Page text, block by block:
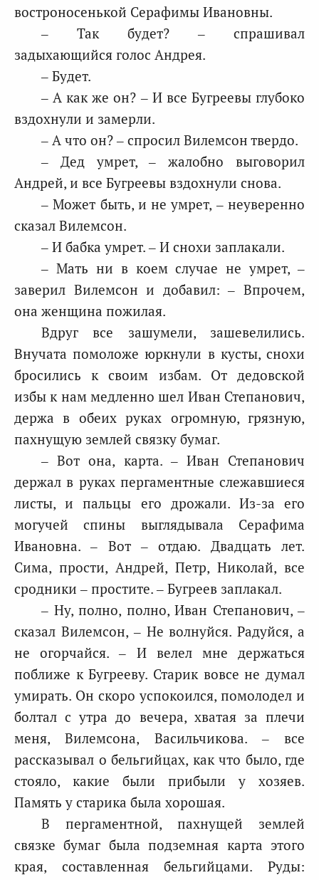
востроносенькой Серафимы Ивановны.
– Так будет? – спрашивал
задыхающийся голос Андрея.
– Будет.
– А как же он? – И все Бугреевы глубоко
вздохнули и замерли.
– А что он? – спросил Вилемсон твердо.
– Дед умрет, – жалобно выговорил
Андрей, и все Бугреевы вздохнули снова.
– Может быть, и не умрет, – неуверенно
сказал Вилемсон.
– И бабка умрет. – И снохи заплакали.
– Мать ни в коем случае не умрет, –
заверил Вилемсон и добавил: – Впрочем,
она женщина пожилая.
Вдруг все зашумели, зашевелились.
Внучата помоложе юркнули в кусты, снохи
бросились к своим избам. От дедовской
избы к нам медленно шел Иван Степанович,
держа в обеих руках огромную, грязную,
пахнущую землей связку бумаг.
– Вот она, карта. – Иван Степанович
держал в руках пергаментные слежавшиеся
листы, и пальцы его дрожали. Из-за его
могучей спины выглядывала Серафима
Ивановна. – Вот – отдаю. Двадцать лет.
Сима, прости, Андрей, Петр, Николай, все
сродники – простите. – Бугреев заплакал.
– Ну, полно, полно, Иван Степанович, –
сказал Вилемсон, – Не волнуйся. Радуйся, а
не огорчайся. – И велел мне держаться
поближе к Бугрееву. Старик вовсе не думал
умирать. Он скоро успокоился, помолодел и
болтал с утра до вечера, хватая за плечи
меня, Вилемсона, Васильчикова. – все
рассказывал о бельгийцах, как что было, где
стояло, какие были прибыли у хозяев.
Память у старика была хорошая.
В пергаментной, пахнущей землей
связке бумаг была подземная карта этого
края, составленная бельгийцами. Руды: